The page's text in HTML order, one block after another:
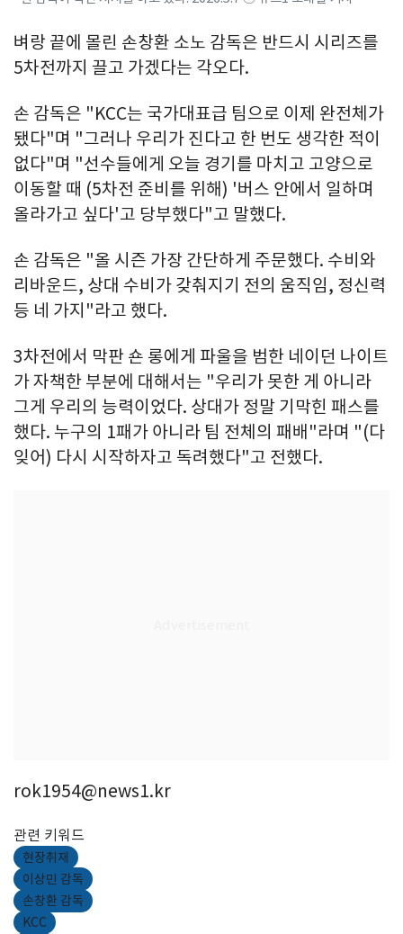
벼랑 끝에 몰린 손창환 소노 감독은 반드시 시리즈를
5차전까지 끌고 가겠다는 각오다.
손 감독은 "KCC는 국가대표급 팀으로 이제 완전체가
됐다"며 "그러나 우리가 진다고 한 번도 생각한 적이
없다"며 "선수들에게 오늘 경기를 마치고 고양으로
이동할 때 (5차전 준비를 위해) '버스 안에서 일하며
올라가고 싶다'고 당부했다"고 말했다.
손 감독은 "올 시즌 가장 간단하게 주문했다. 수비와
리바운드, 상대 수비가 갖춰지기 전의 움직임, 정신력
등 네 가지"라고 했다.
3차전에서 막판 숀 롱에게 파울을 범한 네이던 나이트
가 자책한 부분에 대해서는 "우리가 못한 게 아니라
그게 우리의 능력이었다. 상대가 정말 기막힌 패스를
했다. 누구의 1패가 아니라 팀 전체의 패배"라며 "(다
잊어) 다시 시작하자고 독려했다"고 전했다.
rok1954@news1.kr
관련 키워드
현장취재
이상민 감독
손창환 감독
KCC